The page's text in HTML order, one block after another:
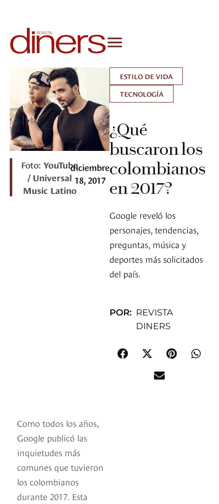
Foto: YouTube
/ Universal
Music Latino
diciembre
18, 2017
ESTILO DE VIDA
TECNOLOGÍA
¿Qué
buscaron los
colombianos
en 2017?
Google reveló los
personajes, tendencias,
preguntas, música y
deportes más solicitados
del país.
POR: REVISTA
DINERS
Como todos los años,
Google publicó las
inquietudes más
comunes que tuvieron
los colombianos
durante 2017. Esta